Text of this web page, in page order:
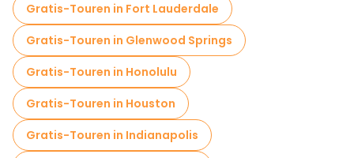
Gratis-Touren in Fort Lauderdale
Gratis-Touren in Glenwood Springs
Gratis-Touren in Honolulu
Gratis-Touren in Houston
Gratis-Touren in Indianapolis